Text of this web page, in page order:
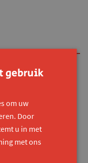
gebruik
om uw
Door
u in met
met ons